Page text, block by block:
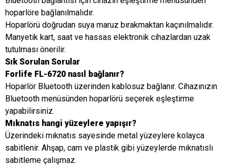
hoparlöre bağlanılmalıdır.
Hoparlörü doğrudan suya maruz bırakmaktan kaçınılmalıdır.
Manyetik kart, saat ve hassas elektronik cihazlardan uzak
tutulması önerilir.
Sık Sorulan Sorular
Forlife FL-6720 nasıl bağlanır?
Hoparlör Bluetooth üzerinden kablosuz bağlanır. Cihazınızın
Bluetooth menüsünden hoparlörü seçerek eşleştirme
yapabilirsiniz.
Mıknatıs hangi yüzeylere yapışır?
Üzerindeki mıknatıs sayesinde metal yüzeylere kolayca
sabitlenir. Ahşap, cam ve plastik gibi yüzeylerde mıknatıslı
sabitleme çalışmaz.